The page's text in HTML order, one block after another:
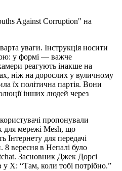
Against Corruption" на
уваги. Інструкція носити
у формі — важче
реагують інакше на
ніж на дорослих у вуличному
їх політична партія. Вони
інших людей через
пропонували
для мережі Mesh, що
Інтернету для передачі
вересня в Непалі було
Засновник Джек Дорсі
у X: “Там, коли тобі потрібно.”